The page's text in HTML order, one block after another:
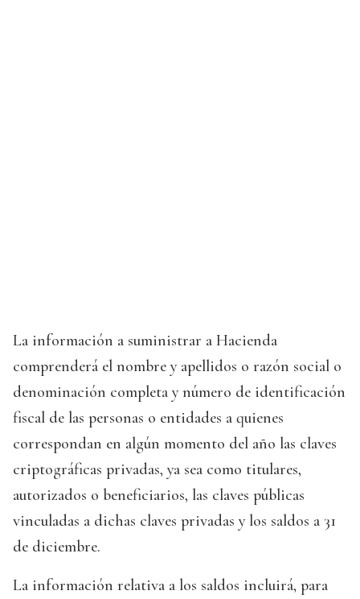
La información a suministrar a Hacienda
comprenderá el nombre y apellidos o razón social o
denominación completa y número de identificación
fiscal de las personas o entidades a quienes
correspondan en algún momento del año las claves
criptográficas privadas, ya sea como titulares,
autorizados o beneficiarios, las claves públicas
vinculadas a dichas claves privadas y los saldos a 31
de diciembre.
La información relativa a los saldos incluirá, para